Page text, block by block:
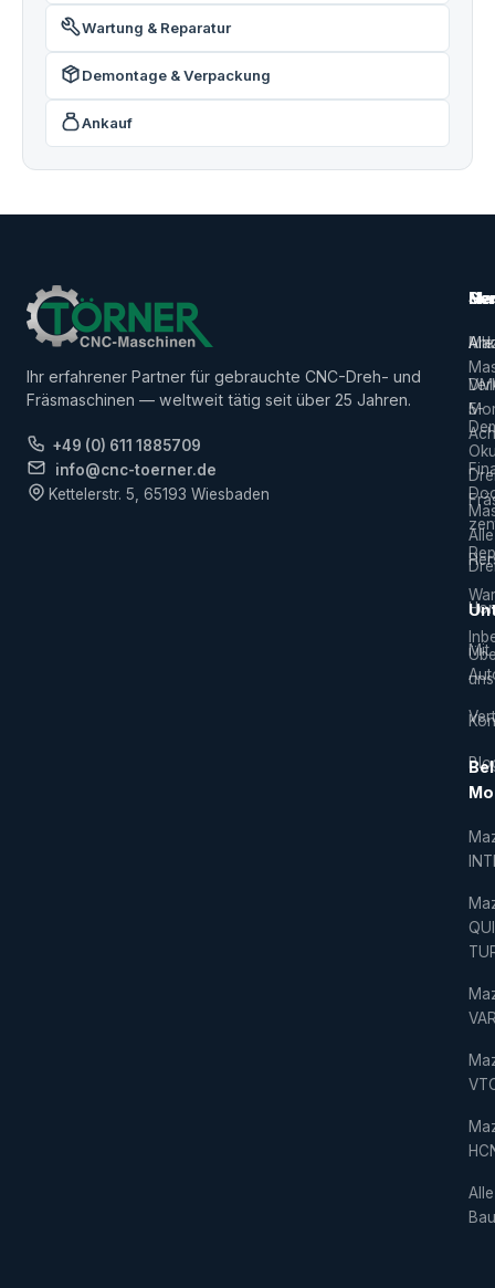
Wartung & Reparatur
Demontage & Verpackung
Ankauf
Ihr erfahrener Partner für gebrauchte CNC-Dreh- und
Fräsmaschinen — weltweit tätig seit über 25 Jahren.
+49 (0) 611 1885709
info@cnc-toerner.de
Kettelerstr. 5, 65193 Wiesbaden
Alle
5-
Mit
Alle
Alle
uns